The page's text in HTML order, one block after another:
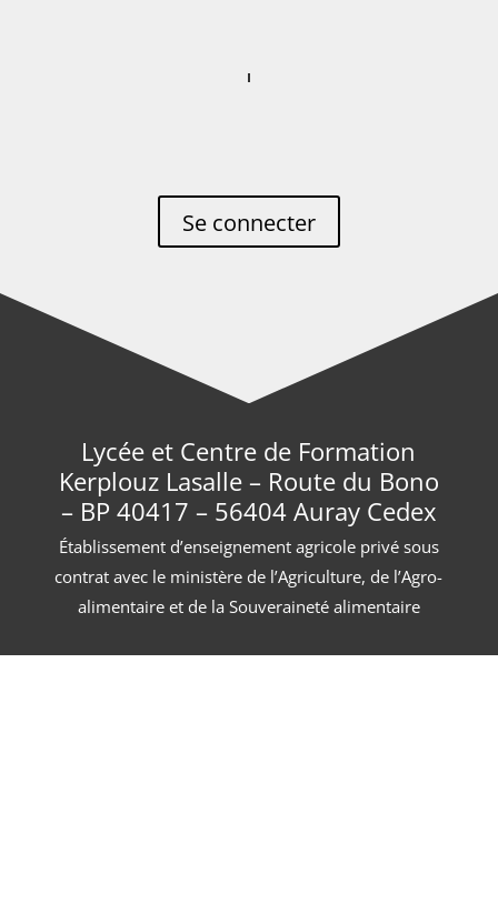
Se connecter
Lycée et Centre de Formation
Kerplouz Lasalle – Route du Bono
– BP 40417 – 56404 Auray Cedex
Établissement d’enseignement agricole privé sous
contrat avec le ministère de l’Agriculture, de l’Agro-
alimentaire et de la Souveraineté alimentaire